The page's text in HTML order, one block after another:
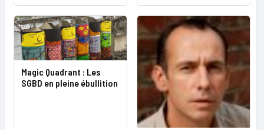
Magic Quadrant : Les
SGBD en pleine ébullition